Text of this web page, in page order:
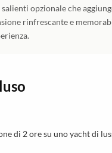
opzionale che
rinfrescante e
di 2 ore su uno yacht di